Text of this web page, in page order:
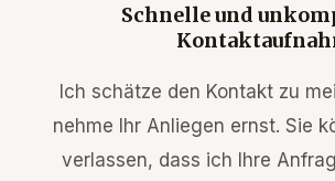
Schnelle und
Ich schätze den Kontakt zu
nehme Ihr Anliegen ernst. Sie
verlassen, dass ich Ihre